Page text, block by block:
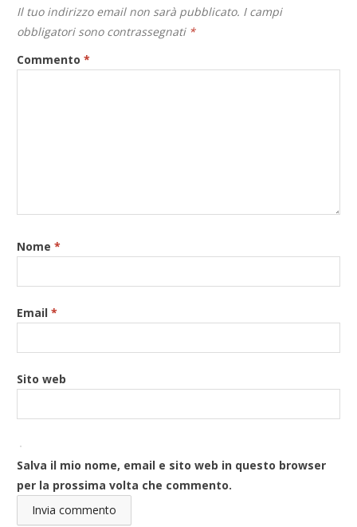
Il tuo indirizzo email non sarà pubblicato. I campi
obbligatori sono contrassegnati *
Commento*
Nome*
Email*
Sito web
Salva il mio nome, email e sito web in questo browser
per la prossima volta che commento.